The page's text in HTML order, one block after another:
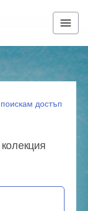
достъп